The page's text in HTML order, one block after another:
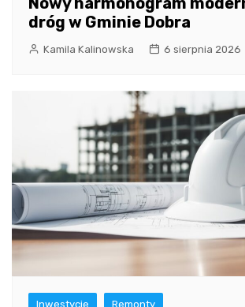
dróg w Gminie Dobra
Kamila Kalinowska 6 sierpnia 2026
Inwestycje Remonty